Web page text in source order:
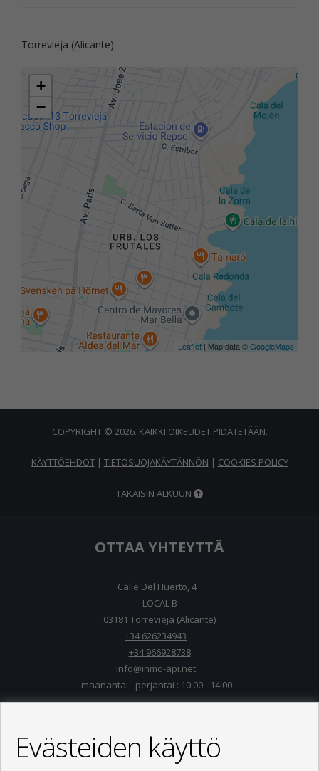
Torrevieja (Alicante)
+
−
Leaflet| Map data ©GoogleMaps
COPYRIGHT © 2026. KAIKKI OIKEUDET PIDÄTETÄÄN.
KÄYTTÖEHDOT| TIETOSUOJAKÄYTÄNNÖN | COOKIES POLICY
TAKAISIN ALKUUN
OTTAA YHTEYTTÄ
Calle Del Huerto, 4
LOCAL B
03181 Torrevieja (Alicante)
+34 626234943
+34 966928738
info@inmo-api.net
maanantai - perjantai : 10:00 - 14:00
Evästeiden käyttö